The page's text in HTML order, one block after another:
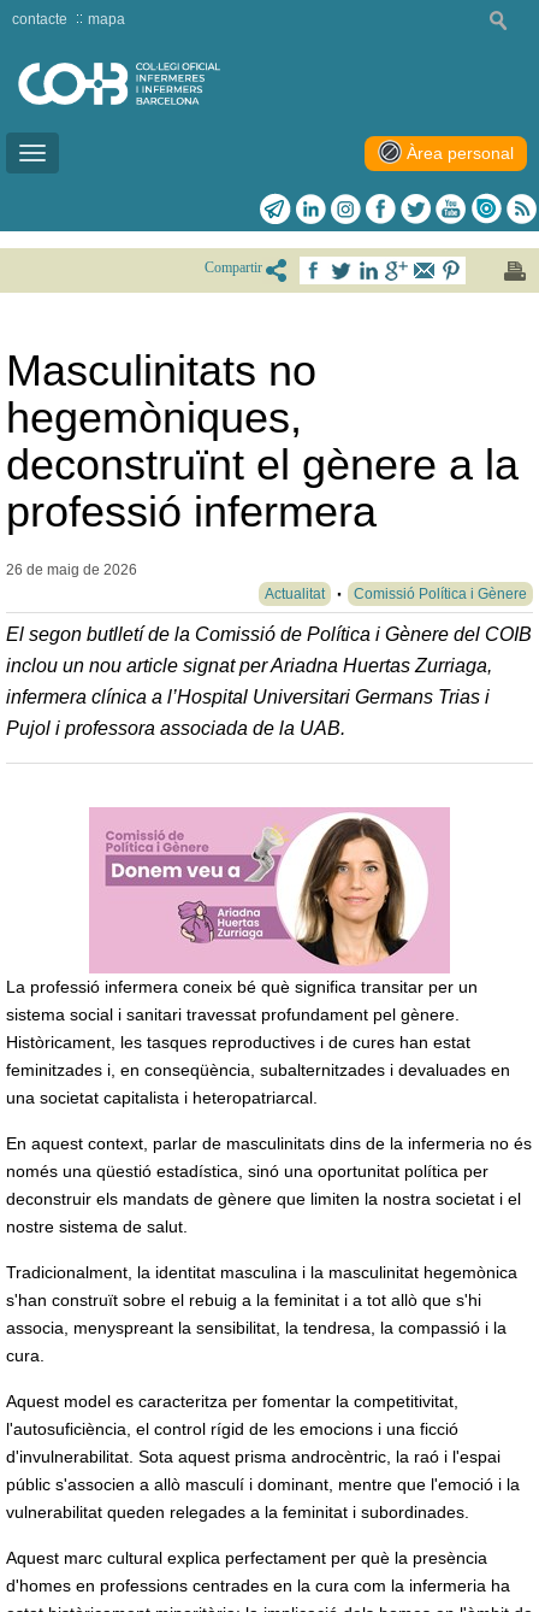
Toggle
contacte mapa
Àrea personal
Compartir
Masculinitats no
hegemòniques,
deconstruïnt el gènere a la
professió infermera
26 de maig de 2026
Actualitat
Comissió Política i Gènere
El segon butlletí de la Comissió de Política i Gènere del COIB
inclou un nou article signat per Ariadna Huertas Zurriaga,
infermera clínica a l’Hospital Universitari Germans Trias i
Pujol i professora associada de la UAB.
La professió infermera coneix bé què significa transitar per un
sistema social i sanitari travessat profundament pel gènere.
Històricament, les tasques reproductives i de cures han estat
feminitzades i, en conseqüència, subalternitzades i devaluades en
una societat capitalista i heteropatriarcal.
En aquest context, parlar de masculinitats dins de la infermeria no és
només una qüestió estadística, sinó una oportunitat política per
deconstruir els mandats de gènere que limiten la nostra societat i el
nostre sistema de salut.
Tradicionalment, la identitat masculina i la masculinitat hegemònica
s'han construït sobre el rebuig a la feminitat i a tot allò que s'hi
associa, menyspreant la sensibilitat, la tendresa, la compassió i la
cura.
Aquest model es caracteritza per fomentar la competitivitat,
l'autosuficiència, el control rígid de les emocions i una ficció
d'invulnerabilitat. Sota aquest prisma androcèntric, la raó i l'espai
públic s'associen a allò masculí i dominant, mentre que l'emoció i la
vulnerabilitat queden relegades a la feminitat i subordinades.
Aquest marc cultural explica perfectament per què la presència
d'homes en professions centrades en la cura com la infermeria ha